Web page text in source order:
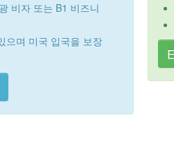
비자 또는 B1 비즈니
으며 미국 입국을 보장